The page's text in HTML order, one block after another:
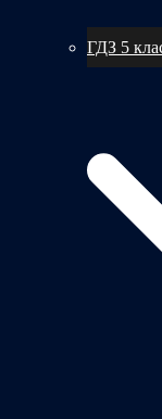
ГДЗ 5